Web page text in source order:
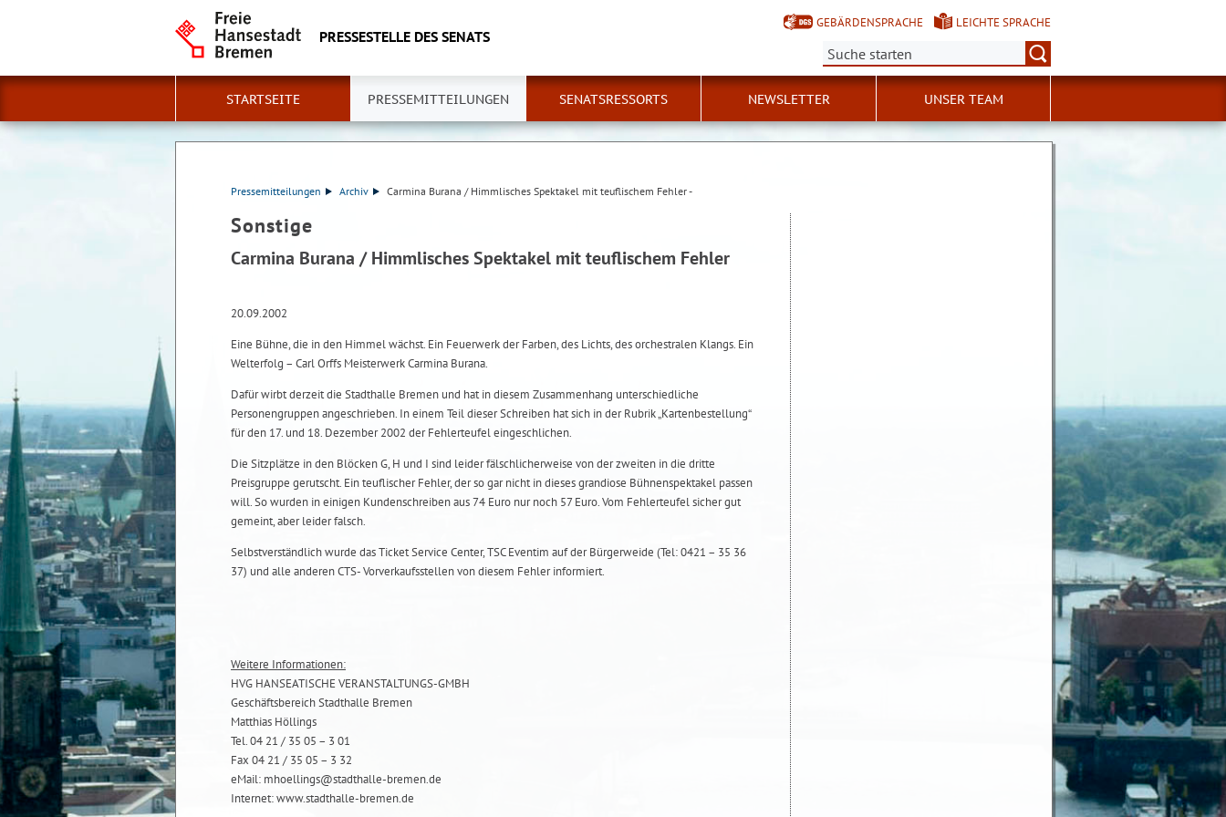
PRESSESTELLE DES SENATS
GEBÄRDENSPRACHE
LEICHTE SPRACHE
Suche:
STARTSEITE PRESSEMITTEILUNGEN SENATSRESSORTS NEWSLETTER UNSER TEAM
Pressemitteilungen Archiv Carmina Burana / Himmlisches Spektakel mit teuflischem Fehler -
Sonstige
Carmina Burana / Himmlisches Spektakel mit teuflischem Fehler
20.09.2002
Eine Bühne, die in den Himmel wächst. Ein Feuerwerk der Farben, des Lichts, des orchestralen Klangs. Ein
Welterfolg – Carl Orffs Meisterwerk Carmina Burana.
Dafür wirbt derzeit die Stadthalle Bremen und hat in diesem Zusammenhang unterschiedliche
Personengruppen angeschrieben. In einem Teil dieser Schreiben hat sich in der Rubrik „Kartenbestellung“
für den 17. und 18. Dezember 2002 der Fehlerteufel eingeschlichen.
Die Sitzplätze in den Blöcken G, H und I sind leider fälschlicherweise von der zweiten in die dritte
Preisgruppe gerutscht. Ein teuflischer Fehler, der so gar nicht in dieses grandiose Bühnenspektakel passen
will. So wurden in einigen Kundenschreiben aus 74 Euro nur noch 57 Euro. Vom Fehlerteufel sicher gut
gemeint, aber leider falsch.
Selbstverständlich wurde das Ticket Service Center, TSC Eventim auf der Bürgerweide (Tel: 0421 – 35 36
37) und alle anderen CTS- Vorverkaufsstellen von diesem Fehler informiert.
Weitere Informationen:
HVG HANSEATISCHE VERANSTALTUNGS-GMBH
Geschäftsbereich Stadthalle Bremen
Matthias Höllings
Tel. 04 21 / 35 05 – 3 01
Fax 04 21 / 35 05 – 3 32
eMail: mhoellings@stadthalle-bremen.de
Internet: www.stadthalle-bremen.de